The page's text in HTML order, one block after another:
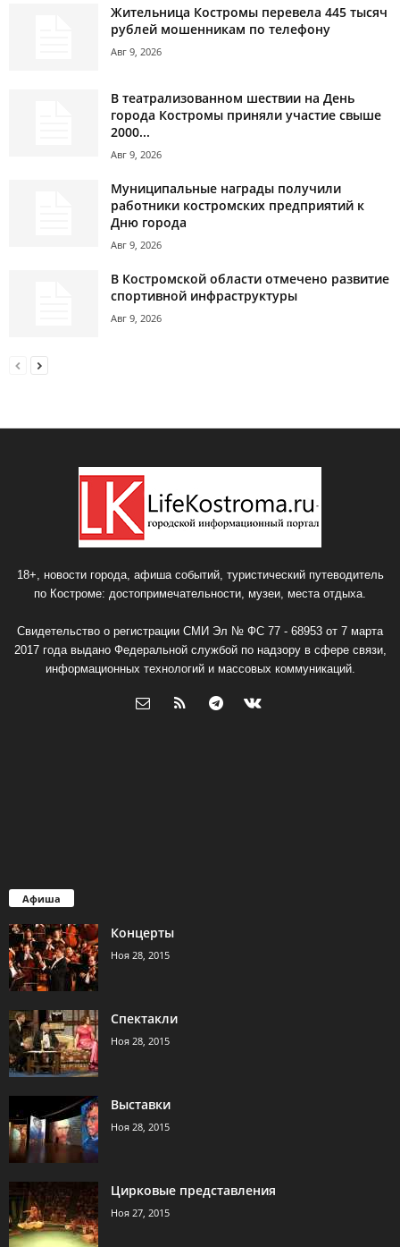
Жительница Костромы перевела 445 тысяч
рублей мошенникам по телефону
Авг 9, 2026
В театрализованном шествии на День
города Костромы приняли участие свыше
2000...
Авг 9, 2026
Муниципальные награды получили
работники костромских предприятий к
Дню города
Авг 9, 2026
В Костромской области отмечено развитие
спортивной инфраструктуры
Авг 9, 2026
18+, новости города, афиша событий, туристический путеводитель
по Костроме: достопримечательности, музеи, места отдыха.
Свидетельство о регистрации СМИ Эл № ФС 77 - 68953 от 7 марта
2017 года выдано Федеральной службой по надзору в сфере связи,
информационных технологий и массовых коммуникаций.
Афиша
Концерты
Ноя 28, 2015
Спектакли
Ноя 28, 2015
Выставки
Ноя 28, 2015
Цирковые представления
Ноя 27, 2015